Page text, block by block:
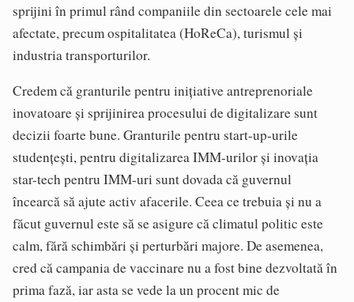
sprijini în primul rând companiile din sectoarele cele mai
afectate, precum ospitalitatea (HoReCa), turismul și
industria transporturilor.
Credem că granturile pentru inițiative antreprenoriale
inovatoare și sprijinirea procesului de digitalizare sunt
decizii foarte bune. Granturile pentru start-up-urile
studențești, pentru digitalizarea IMM-urilor și inovația
star-tech pentru IMM-uri sunt dovada că guvernul
încearcă să ajute activ afacerile. Ceea ce trebuia și nu a
făcut guvernul este să se asigure că climatul politic este
calm, fără schimbări și perturbări majore. De asemenea,
cred că campania de vaccinare nu a fost bine dezvoltată în
prima fază, iar asta se vede la un procent mic de